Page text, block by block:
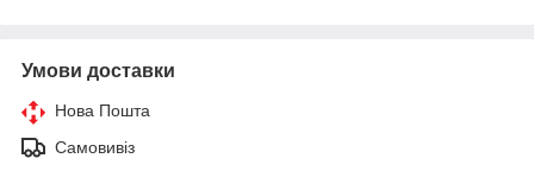
Умови доставки
Нова Пошта
Самовивіз